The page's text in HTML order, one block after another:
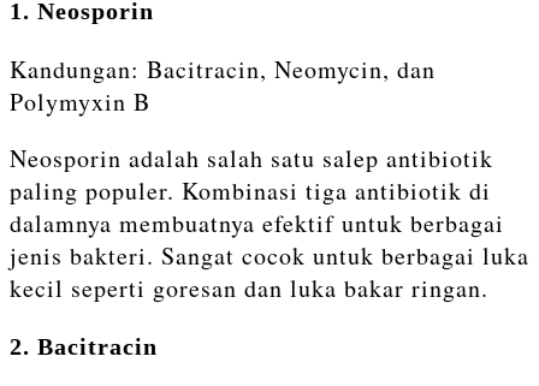
1. Neosporin
Kandungan: Bacitracin, Neomycin, dan
Polymyxin B
Neosporin adalah salah satu salep antibiotik
paling populer. Kombinasi tiga antibiotik di
dalamnya membuatnya efektif untuk berbagai
jenis bakteri. Sangat cocok untuk berbagai luka
kecil seperti goresan dan luka bakar ringan.
2. Bacitracin